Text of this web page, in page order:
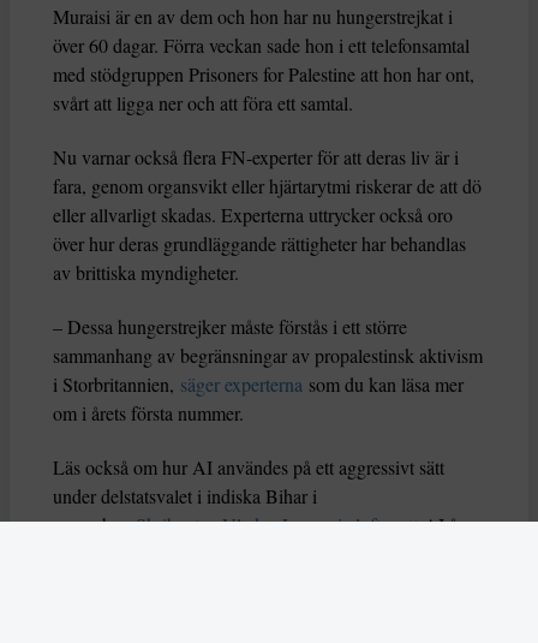
Muraisi är en av dem och hon har nu hungerstrejkat i
över 60 dagar. Förra veckan sade hon i ett telefonsamtal
med stödgruppen Prisoners for Palestine att hon har ont,
svårt att ligga ner och att föra ett samtal.
Nu varnar också flera FN-experter för att deras liv är i
fara, genom organsvikt eller hjärtarytmi riskerar de att dö
eller allvarligt skadas. Experterna uttrycker också oro
över hur deras grundläggande rättigheter har behandlas
av brittiska myndigheter.
– Dessa hungerstrejker måste förstås i ett större
sammanhang av begränsningar av propalestinsk aktivism
i Storbritannien, säger experterna som du kan läsa mer
om i årets första nummer.
Läs också om hur AI användes på ett aggressivt sätt
under delstatsvalet i indiska Bihar i
november.Skribenten Vladan Lausevic lyfter attAI å